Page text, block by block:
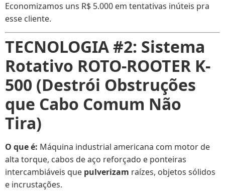
Economizamos uns R$ 5.000 em tentativas inúteis pra
esse cliente.
TECNOLOGIA #2: Sistema
Rotativo ROTO-ROOTER K-
500 (Destrói Obstruções
que Cabo Comum Não
Tira)
O que é: Máquina industrial americana com motor de
alta torque, cabos de aço reforçado e ponteiras
intercambiáveis que pulverizam raízes, objetos sólidos
e incrustações.